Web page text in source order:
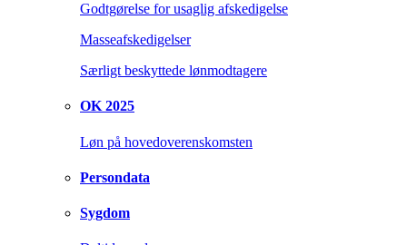
Godtgørelse for usaglig afskedigelse
Masseafskedigelser
Særligt beskyttede lønmodtagere
OK 2025
Løn på hovedoverenskomsten
Persondata
Sygdom